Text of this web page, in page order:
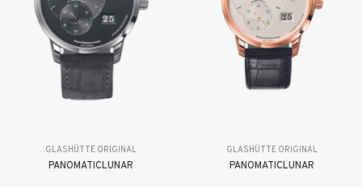
GLASHÜTTE ORIGINAL
PANOMATICLUNAR
GLASHÜTTE ORIGINAL
PANOMATICLUNAR